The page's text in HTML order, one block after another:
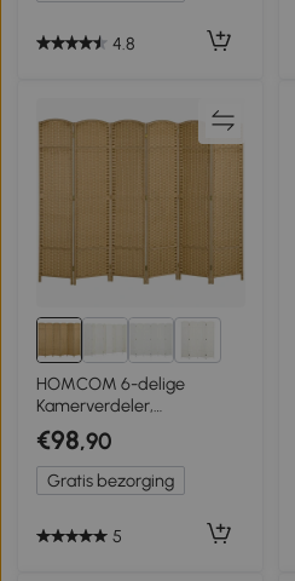
4.8
5+
HOMCOM 6-delige
Kamerverdeler,
Opvouwbare
Privacybescherming,
Privacywand voor
Woonkamer, Slaapkamer,
€98,90
Gratis bezorging
5